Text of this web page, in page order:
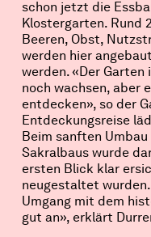
schon jetzt die
Klostergarten. Rund
Beeren, Obst,
werden hier
werden. «Der
noch wachsen, aber
entdecken», so der
Entdeckungsreise
Beim sanften
Sakralbaus wurde
ersten Blick klar
neugestaltet
Umgang mit dem
gut an», erklärt